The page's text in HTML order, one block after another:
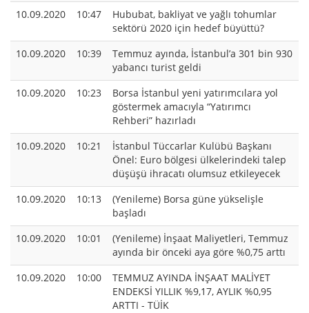
10.09.2020
10:47
Hububat, bakliyat ve yağlı tohumlar
sektörü 2020 için hedef büyüttü?
10.09.2020
10:39
Temmuz ayında, İstanbul’a 301 bin 930
yabancı turist geldi
10.09.2020
10:23
Borsa İstanbul yeni yatırımcılara yol
göstermek amacıyla “Yatırımcı
Rehberi” hazırladı
10.09.2020
10:21
İstanbul Tüccarlar Kulübü Başkanı
Önel: Euro bölgesi ülkelerindeki talep
düşüşü ihracatı olumsuz etkileyecek
10.09.2020
10:13
(Yenileme) Borsa güne yükselişle
başladı
10.09.2020
10:01
(Yenileme) İnşaat Maliyetleri, Temmuz
ayında bir önceki aya göre %0,75 arttı
10.09.2020
10:00
TEMMUZ AYINDA İNŞAAT MALİYET
ENDEKSİ YILLIK %9,17, AYLIK %0,95
ARTTI - TÜİK